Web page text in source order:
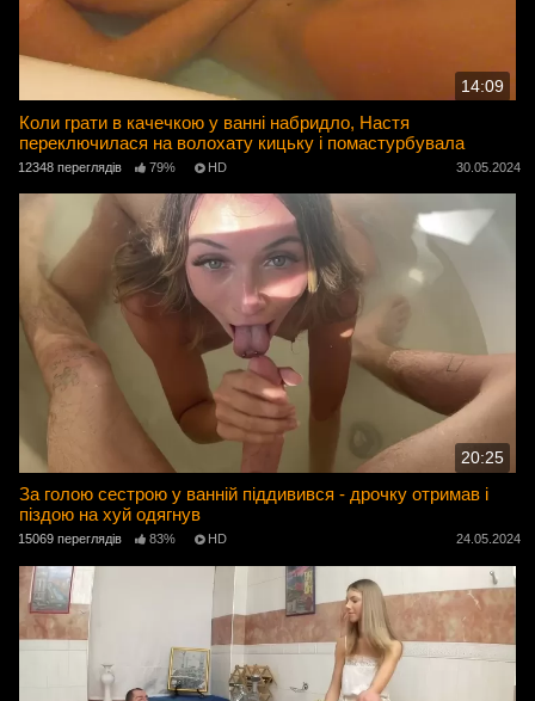
14:09
Коли грати в качечкою у ванні набридло, Настя
переключилася на волохату кицьку і помастурбувала
12348 переглядів 79% HD 30.05.2024
20:25
За голою сестрою у ванній піддивився - дрочку отримав і
піздою на хуй одягнув
15069 переглядів 83% HD 24.05.2024